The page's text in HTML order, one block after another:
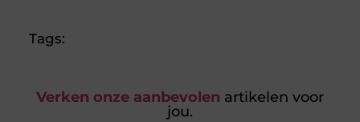
Tags:
Verken onze aanbevolen artikelen voor
jou.